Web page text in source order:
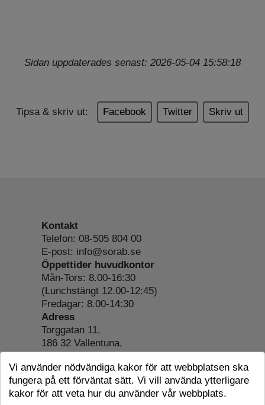
Sidan uppdaterades senast: 2026-05-04 15:58:18
Tipsa & skriv ut: Facebook Twitter Skriv ut
Kontakt
Telefon: 08-505 804 00
E-post: info@sorab.se
Öppettider huvudkontor
Mån-Tors: 8.00-16:30
(Lunchstängt 12.00-12:45)
Fredagar: 8.00-14:30
Adress
Torggatan 11,
186 32 Vallentuna,
Org.nr: 556197-4022
Om webbplatsen
Tillgänglighetsredogörelse
Cookie-information
Vi använder nödvändiga kakor för att webbplatsen ska
fungera på ett förväntat sätt. Vi vill använda ytterligare
kakor för att veta hur du använder vår webbplats.